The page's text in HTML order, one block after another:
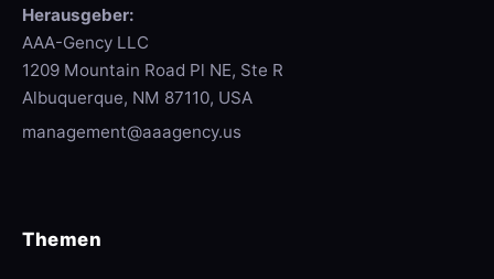
Herausgeber:
AAA-Gency LLC
1209 Mountain Road Pl NE, Ste R
Albuquerque, NM 87110, USA
management@aaagency.us
Themen